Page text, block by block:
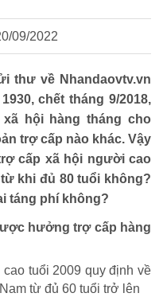
09/2022
thư về Nhandaovtv.vn
chết tháng 9/2018,
hội hàng tháng cho
trợ cấp nào khác. Vậy
cấp xã hội người cao
khi đủ 80 tuổi không?
táng phí không?
hưởng trợ cấp hàng
tuổi 2009 quy định về
từ đủ 60 tuổi trở lên